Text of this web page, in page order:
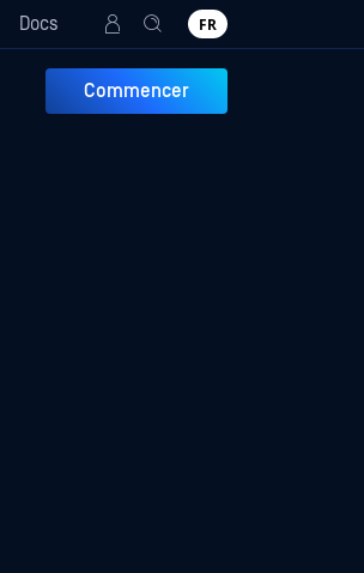
Docs FR
Commencer